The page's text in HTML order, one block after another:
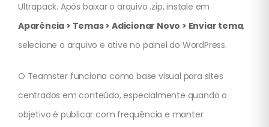
Ultrapack. Após baixar o arquivo .zip, instale em
Aparência > Temas > Adicionar Novo > Enviar tema,
selecione o arquivo e ative no painel do WordPress.
O Teamster funciona como base visual para sites
centrados em conteúdo, especialmente quando o
objetivo é publicar com frequência e manter